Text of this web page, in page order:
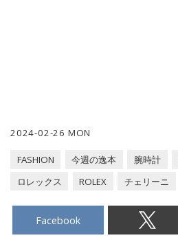
2024-02-26 MON
FASHION 今週の逸本 腕時計
ロレックス
ROLEX チェリーニ
Facebook